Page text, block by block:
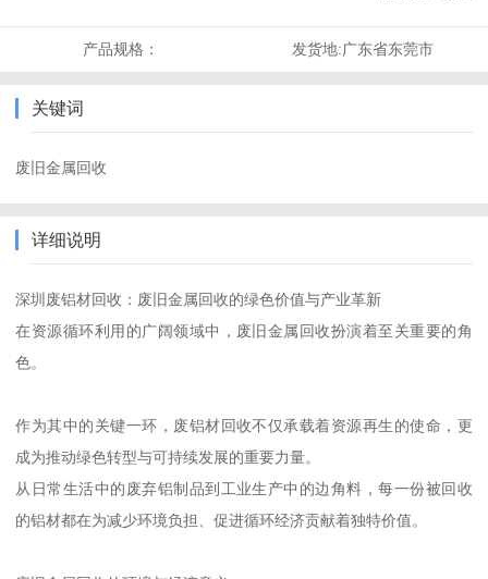
产品规格： 发货地:广东省东莞市
关键词
废旧金属回收
详细说明
深圳废铝材回收：废旧金属回收的绿色价值与产业革新
在资源循环利用的广阔领域中，废旧金属回收扮演着至关重要的角
色。
作为其中的关键一环，废铝材回收不仅承载着资源再生的使命，更
成为推动绿色转型与可持续发展的重要力量。
从日常生活中的废弃铝制品到工业生产中的边角料，每一份被回收
的铝材都在为减少环境负担、促进循环经济贡献着独特价值。